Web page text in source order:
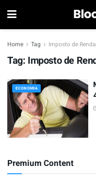
Home Tag Imposto de Renda
Tag: Imposto de
ECONOMIA
Premium Content